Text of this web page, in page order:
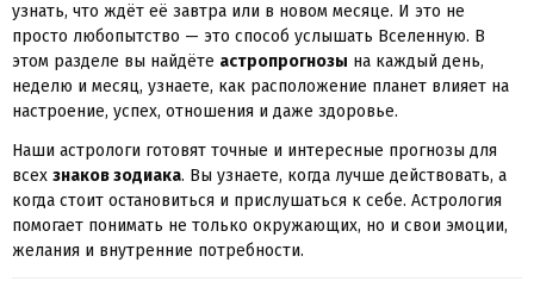
узнать, что ждёт её завтра или в новом месяце. И это не
просто любопытство — это способ услышать Вселенную. В
этом разделе вы найдёте астропрогнозы на каждый день,
неделю и месяц, узнаете, как расположение планет влияет на
настроение, успех, отношения и даже здоровье.
Наши астрологи готовят точные и интересные прогнозы для
всех знаков зодиака. Вы узнаете, когда лучше действовать, а
когда стоит остановиться и прислушаться к себе. Астрология
помогает понимать не только окружающих, но и свои эмоции,
желания и внутренние потребности.